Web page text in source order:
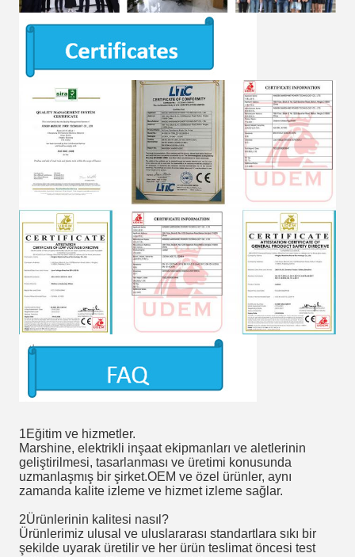
1Eğitim ve hizmetler.
Marshine, elektrikli inşaat ekipmanları ve aletlerinin
geliştirilmesi, tasarlanması ve üretimi konusunda
uzmanlaşmış bir şirket.OEM ve özel ürünler, aynı
zamanda kalite izleme ve hizmet izleme sağlar.
2Ürünlerinin kalitesi nasıl?
Ürünlerimiz ulusal ve uluslararası standartlara sıkı bir
şekilde uyarak üretilir ve her ürün teslimat öncesi test